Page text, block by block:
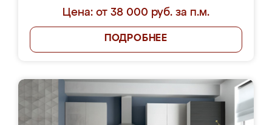
Цена: от 38 000 руб. за п.м.
ПОДРОБНЕЕ